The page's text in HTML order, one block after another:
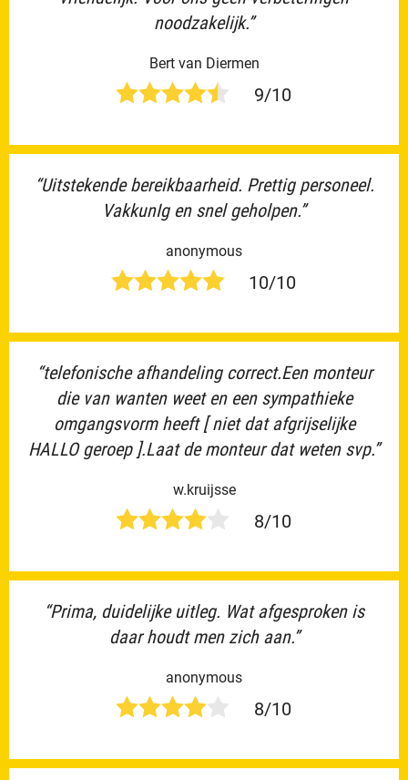
noodzakelijk.”
Bert van Diermen
9/10
“Uitstekende bereikbaarheid. Prettig personeel.
VakkunIg en snel geholpen.”
anonymous
10/10
“telefonische afhandeling correct.Een monteur
die van wanten weet en een sympathieke
omgangsvorm heeft [ niet dat afgrijselijke
HALLO geroep ].Laat de monteur dat weten svp.”
w.kruijsse
8/10
“Prima, duidelijke uitleg. Wat afgesproken is
daar houdt men zich aan.”
anonymous
8/10